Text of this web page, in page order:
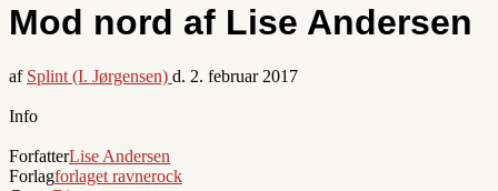
Mod nord af Lise Andersen
af Splint (I. Jørgensen) d. 2. februar 2017
Info
ForfatterLise Andersen
Forlagforlaget ravnerock